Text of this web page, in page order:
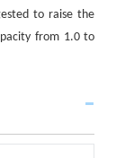
to raise the
from 1.0 to